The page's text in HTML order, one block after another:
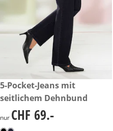
CHF 69.-
5-Pocket-Jeans mit
seitlichem Dehnbund
CHF 69.-
nur CHF 69.-